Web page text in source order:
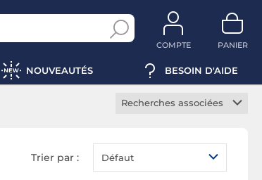
COMPTE PANIER
NOUVEAUTÉS BESOIN D'AIDE
Recherches associées
Commutateur KVM
Console KVM
Trier par : Défaut